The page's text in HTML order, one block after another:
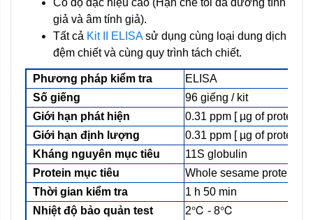
Có độ đặc hiệu cao (Hạn chế tối đa dương tính
giả và âm tính giả).
Tất cả Kit II ELISAsử dụng cùng loại dung dịch
đệm chiết và cùng quy trình tách chiết.
Phương pháp kiểm tra
ELISA
Số giếng
96 giếng / kit
Giới hạn phát hiện
0.31 ppm [ µg of protein
Giới hạn định lượng
0.31 ppm [ µg of protein
Kháng nguyên mục tiêu
11S globulin
Protein mục tiêu
Whole sesame protein
Thời gian kiểm tra
1 h 50 min
Nhiệt độ bảo quản test
2℃ - 8℃